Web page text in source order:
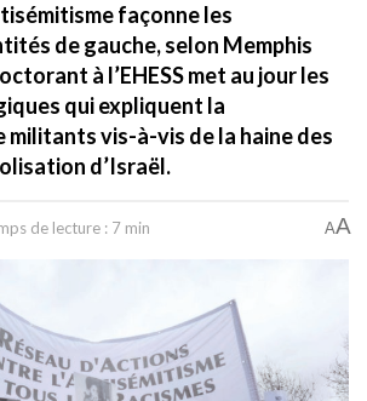
façonne les
de gauche, selon Memphis
à l’EHESS met au jour les
qui expliquent la
militants vis-à-vis de la haine des
d’Israël.
de lecture : 7 min AA